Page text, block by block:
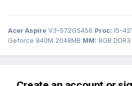
Acer Aspire V3-572G54S6 Proc: I5-
Geforce 840M 2048MB MM: 8GB